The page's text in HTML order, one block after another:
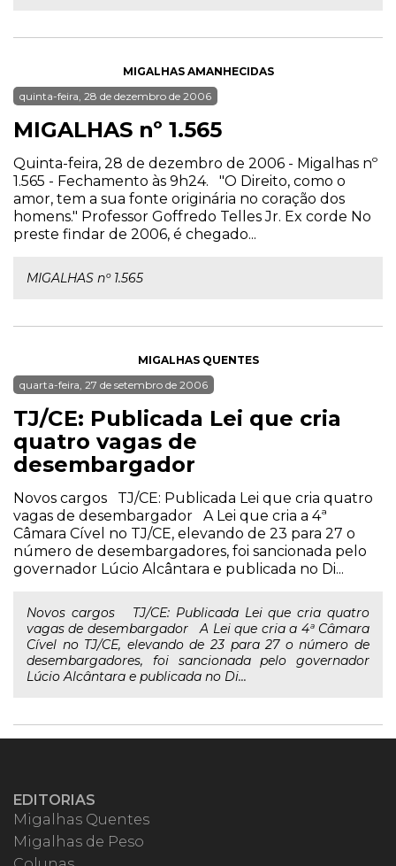
MIGALHAS AMANHECIDAS
quinta-feira, 28 de dezembro de 2006
MIGALHAS nº 1.565
Quinta-feira, 28 de dezembro de 2006 - Migalhas nº
1.565 - Fechamento às 9h24. "O Direito, como o
amor, tem a sua fonte originária no coração dos
homens." Professor Goffredo Telles Jr. Ex corde No
preste findar de 2006, é chegado...
MIGALHAS nº 1.565
MIGALHAS QUENTES
quarta-feira, 27 de setembro de 2006
TJ/CE: Publicada Lei que cria
quatro vagas de
desembargador
Novos cargos TJ/CE: Publicada Lei que cria quatro
vagas de desembargador A Lei que cria a 4ª
Câmara Cível no TJ/CE, elevando de 23 para 27 o
número de desembargadores, foi sancionada pelo
governador Lúcio Alcântara e publicada no Di...
Novos cargos TJ/CE: Publicada Lei que cria quatro
vagas de desembargador A Lei que cria a 4ª Câmara
Cível no TJ/CE, elevando de 23 para 27 o número de
desembargadores, foi sancionada pelo governador
Lúcio Alcântara e publicada no Di...
EDITORIAS
Migalhas Quentes
Migalhas de Peso